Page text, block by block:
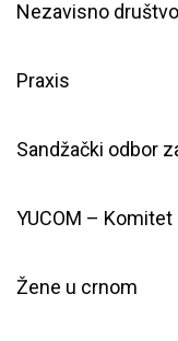
Nezavisno
Praxis
Sandžački odbor
YUCOM –
Žene u crnom